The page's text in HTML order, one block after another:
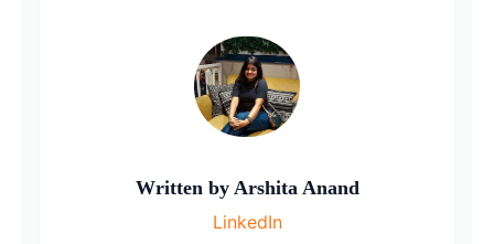
WhatsApp
Written by Arshita Anand
LinkedIn